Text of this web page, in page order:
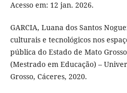
Acesso em: 12 jan. 2026.
GARCIA, Luana dos Santos
culturais e tecnológicos nos
pública do Estado de Mato
(Mestrado em Educação) –
Grosso, Cáceres, 2020.